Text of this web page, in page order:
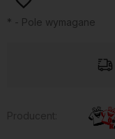
* - Pole wymagane